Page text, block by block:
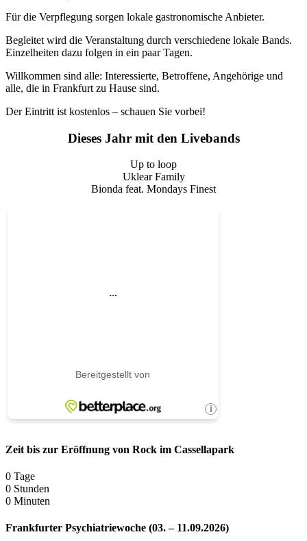
Für die Verpflegung sorgen lokale gastronomische Anbieter.
Begleitet wird die Veranstaltung durch verschiedene lokale Bands.
Einzelheiten dazu folgen in ein paar Tagen.
Willkommen sind alle: Interessierte, Betroffene, Angehörige und
alle, die in Frankfurt zu Hause sind.
Der Eintritt ist kostenlos – schauen Sie vorbei!
Dieses Jahr mit den Livebands
Up to loop
Uklear Family
Bionda feat. Mondays Finest
Zeit bis zur Eröffnung von Rock im Cassellapark
0 Tage
0 Stunden
0 Minuten
Frankfurter Psychiatriewoche (03. – 11.09.2026)